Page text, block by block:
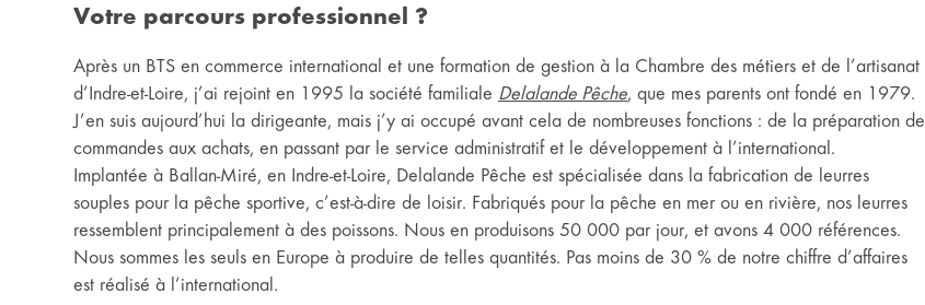
Votre parcours professionnel ?
Après un BTS en commerce international et une formation de gestion à la Chambre des métiers et de l’artisanat
d’Indre-et-Loire, j’ai rejoint en 1995 la société familiale Delalande Pêche, que mes parents ont fondé en 1979.
J’en suis aujourd’hui la dirigeante, mais j’y ai occupé avant cela de nombreuses fonctions : de la préparation de
commandes aux achats, en passant par le service administratif et le développement à l’international.
Implantée à Ballan-Miré, en Indre-et-Loire, Delalande Pêche est spécialisée dans la fabrication de leurres
souples pour la pêche sportive, c’est-à-dire de loisir. Fabriqués pour la pêche en mer ou en rivière, nos leurres
ressemblent principalement à des poissons. Nous en produisons 50 000 par jour, et avons 4 000 références.
Nous sommes les seuls en Europe à produire de telles quantités. Pas moins de 30 % de notre chiffre d’affaires
est réalisé à l’international.